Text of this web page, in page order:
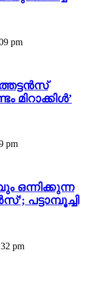
pm
മിറാക്കിൾ’
pm
pm